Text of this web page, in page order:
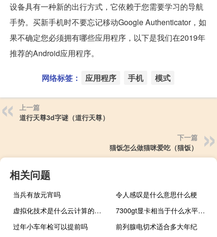
设备具有一种新的出行方式，它依赖于您需要学习的导航
手势。买新手机时不要忘记移动Google Authenticator，如
果不确定您必须拥有哪些应用程序，以下是我们在2019年
推荐的Android应用程序。
网络标签： 应用程序 手机 模式
上一篇
道行天尊3d字谜（道行天尊）
下一篇
猫饭怎么做猫咪爱吃（猫饭）
相关问题
当兵有放元宵吗
令人感叹是什么意思什么梗
虚拟化技术是什么云计算的核心技术（虚拟化技术是什么）
7300gt显卡相当于什么水平（7300gt）
过年小车年检可以提前吗
前列腺电切术适合多大年纪